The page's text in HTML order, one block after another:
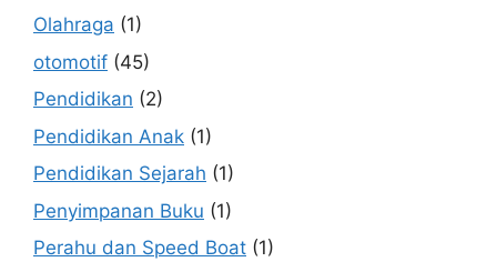
Olahraga (1)
otomotif (45)
Pendidikan (2)
Pendidikan Anak (1)
Pendidikan Sejarah (1)
Penyimpanan Buku (1)
Perahu dan Speed Boat (1)